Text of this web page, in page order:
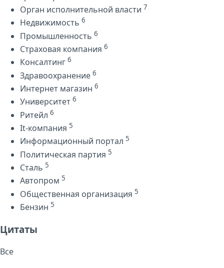
Орган исполнительной власти 7
Недвижимость 6
Промышленность 6
Страховая компания 6
Консалтинг 6
Здравоохранение 6
Интернет магазин 6
Университет 6
Ритейл 6
It-компания 5
Информационный портал 5
Политическая партия 5
Сталь 5
Автопром 5
Общественная организация 5
Бензин 5
Цитаты
Все